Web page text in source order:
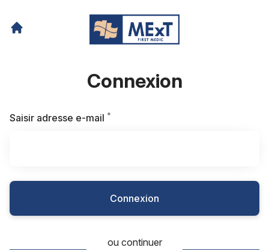
Connexion
Saisir adresse e-mail *
Connexion
ou continuer